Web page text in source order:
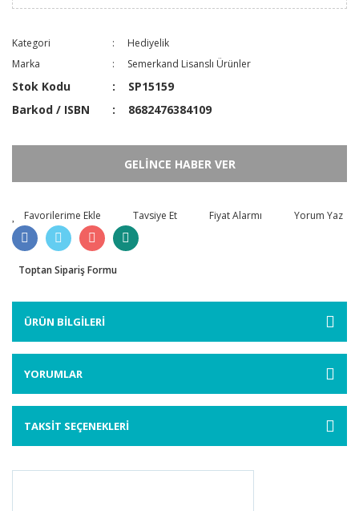
Kategori
Hediyelik
Marka
Semerkand Lisanslı Ürünler
Stok Kodu
SP15159
Barkod / ISBN
8682476384109
GELİNCE HABER VER
Tavsiye Et Fiyat Alarmı Yorum Yaz
Toptan Sipariş Formu
ÜRÜN BİLGİLERİ
YORUMLAR
TAKSİT SEÇENEKLERİ